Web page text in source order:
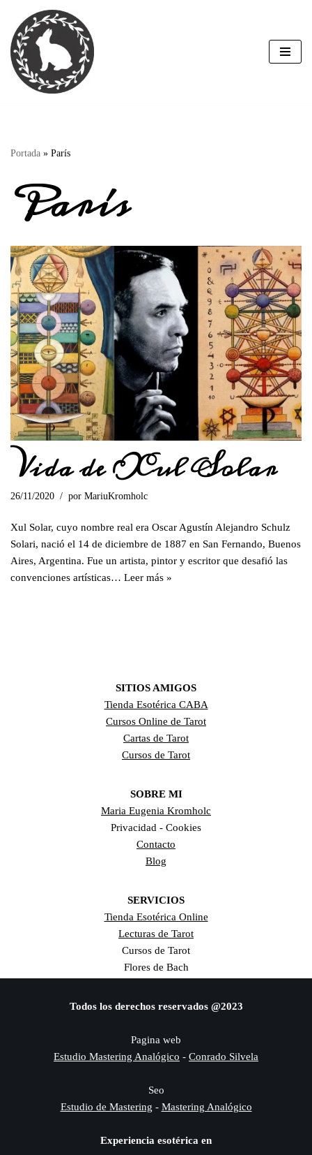
Saltar
al
contenido
Portada » París
París
Vida de Xul Solar
26/11/2020 por MariuKromholc
Xul Solar, cuyo nombre real era Oscar Agustín Alejandro Schulz
Solari, nació el 14 de diciembre de 1887 en San Fernando, Buenos
Aires, Argentina. Fue un artista, pintor y escritor que desafió las
convenciones artísticas… Leer más »
SITIOS AMIGOS
Tienda Esotérica CABA
Cursos Online de Tarot
Cartas de Tarot
Cursos de Tarot
SOBRE MI
Maria Eugenia Kromholc
Privacidad - Cookies
Contacto
Blog
SERVICIOS
Tienda Esotérica Online
Lecturas de Tarot
Cursos de Tarot
Flores de Bach
Todos los derechos reservados @2023
Pagina web
Estudio Mastering Analógico - Conrado Silvela
Seo
Estudio de Mastering - Mastering Analógico
Experiencia esotérica en